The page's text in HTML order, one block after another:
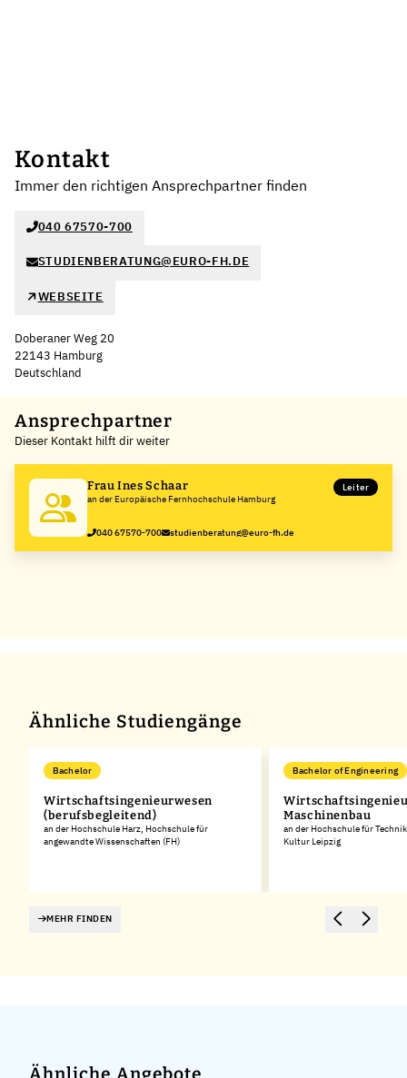
Kontakt
Immer den richtigen Ansprechpartner finden
040 67570-700
STUDIENBERATUNG@EURO-FH.DE
WEBSEITE
Doberaner Weg 20
22143 Hamburg
Deutschland
+
−
Ansprechpartner
Dieser Kontakt hilft dir weiter
Frau Ines Schaar
an der Europäische Fernhochschule Hamburg
Leiter
040 67570-700 studienberatung@euro-fh.de
Ähnliche Studiengänge
Bachelor
Wirtschaftsingenieurwesen
(berufsbegleitend)
an der Hochschule Harz, Hochschule für
angewandte Wissenschaften (FH)
Bachelor of Engineering
Maschinenbau
an der Hochschule für
Kultur Leipzig
MEHR FINDEN
Ähnliche Angebote